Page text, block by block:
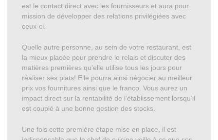
est le contact direct avec les fournisseurs et aura pour
mission de développer des relations privilégiées avec
ceux-ci.
Quelle autre personne, au sein de votre restaurant, est
la mieux placée pour prendre le relais et discuter des
matières premières qu’elle utilise tous les jours pour
réaliser ses plats! Elle pourra ainsi négocier au meilleur
prix vos fournitures ainsi que le franco. Vous aurez un
impact direct sur la rentabilité de l’établissement lorsqu’il
est couplé à une bonne gestion des stocks.
Une fois cette première étape mise en place, il est